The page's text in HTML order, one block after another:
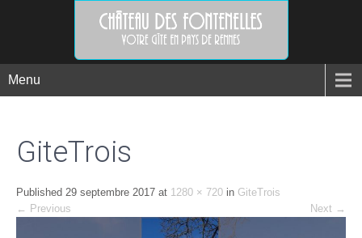
Menu
GiteTrois
Published 29 septembre 2017 at 1280 × 720 in GiteTrois
← Previous Next →